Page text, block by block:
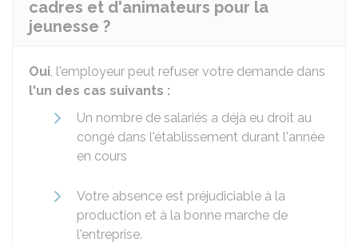
cadres et d'animateurs pour la
jeunesse ?
Oui, l'employeur peut refuser votre demande dans
l'un des cas suivants :
Un nombre de salariés a déjà eu droit au
congé dans l'établissement durant l'année
en cours
Votre absence est préjudiciable à la
production et à la bonne marche de
l'entreprise.